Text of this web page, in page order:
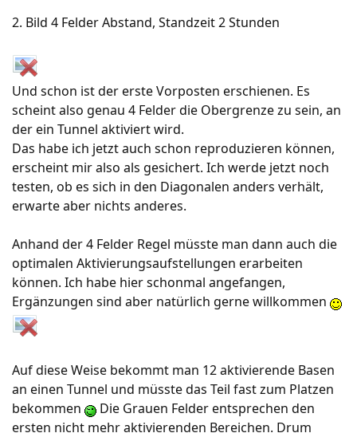
2. Bild 4 Felder Abstand, Standzeit 2 Stunden
Und schon ist der erste Vorposten erschienen. Es
scheint also genau 4 Felder die Obergrenze zu sein, an
der ein Tunnel aktiviert wird.
Das habe ich jetzt auch schon reproduzieren können,
erscheint mir also als gesichert. Ich werde jetzt noch
testen, ob es sich in den Diagonalen anders verhält,
erwarte aber nichts anderes.
Anhand der 4 Felder Regel müsste man dann auch die
optimalen Aktivierungsaufstellungen erarbeiten
können. Ich habe hier schonmal angefangen,
Ergänzungen sind aber natürlich gerne willkommen
Auf diese Weise bekommt man 12 aktivierende Basen
an einen Tunnel und müsste das Teil fast zum Platzen
bekommen
Die Grauen Felder entsprechen den
ersten nicht mehr aktivierenden Bereichen. Drum